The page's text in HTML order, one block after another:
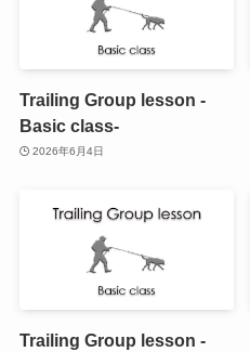
Trailing Group lesson -
Basic class-
2026年6月4日
Trailing Group lesson -